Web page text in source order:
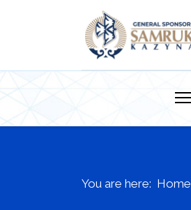
You are here: Home